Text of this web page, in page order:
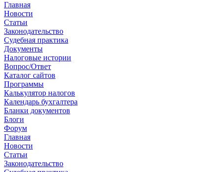
Главная
Новости
Cтатьи
Законодательство
Судебная практика
Документы
Налоговые истории
Вопрос/Ответ
Каталог сайтов
Программы
Калькулятор налогов
Календарь бухгалтера
Бланки документов
Блоги
Форум
Главная
Новости
Cтатьи
Законодательство